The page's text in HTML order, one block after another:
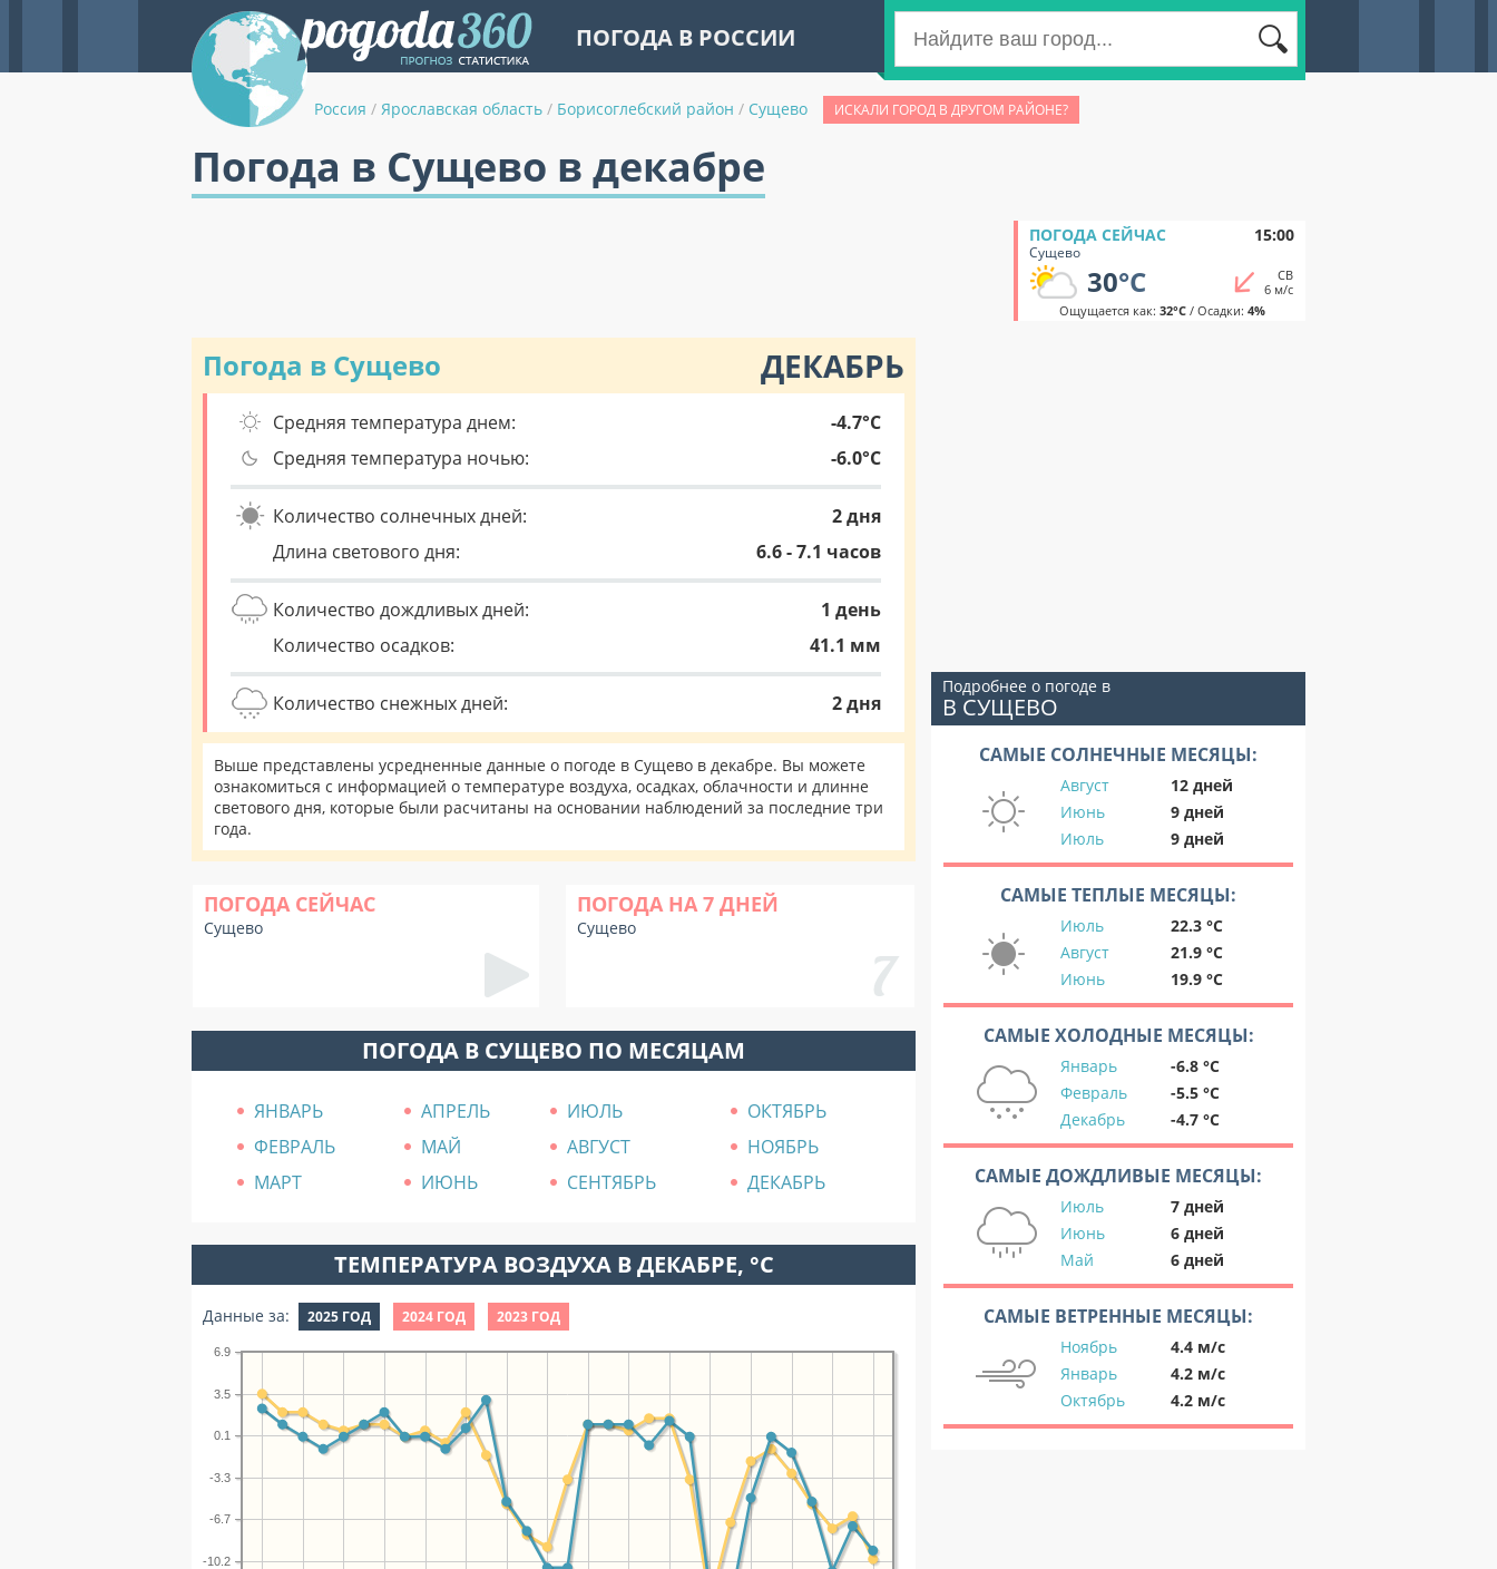
ПОГОДА В РОССИИ
Россия / Ярославская область / Борисоглебский район / Сущево ИСКАЛИ ГОРОД В ДРУГОМ РАЙОНЕ?
Погода в Сущево в декабре
ПОГОДА СЕЙЧАС 15:00
Сущево
30°C
СВ
6 м/с
Ощущается как: 32°C/ Осадки: 4%
Погода в Сущево ДЕКАБРЬ
Средняя температура днем:
-4.7°C
Средняя температура ночью:
-6.0°C
Количество солнечных дней:
2 дня
Длина светового дня:
6.6 - 7.1 часов
Количество дождливых дней:
1 день
Количество осадков:
41.1 мм
Количество снежных дней: 2 дня
Выше представлены усредненные данные о погоде в Сущево в декабре. Вы можете
ознакомиться с информацией о температуре воздуха, осадках, облачности и длинне
светового дня, которые были расчитаны на основании наблюдений за последние три
года.
ПОГОДА СЕЙЧАС
Сущево
ПОГОДА НА 7 ДНЕЙ
Сущево
ПОГОДА В СУЩЕВО ПО МЕСЯЦАМ
ЯНВАРЬ АПРЕЛЬ ИЮЛЬ
ОКТЯБРЬ
ФЕВРАЛЬ
МАЙ АВГУСТ
НОЯБРЬ
МАРТ
ИЮНЬ СЕНТЯБРЬ ДЕКАБРЬ
ТЕМПЕРАТУРА ВОЗДУХА В ДЕКАБРЕ, °C
Данные за: 2025 ГОД 2024 ГОД 2023 ГОД
-10.2
-6.7
-3.3
0.1
3.5
6.9
Подробнее о погоде в
В СУЩЕВО
САМЫЕ СОЛНЕЧНЫЕ МЕСЯЦЫ:
Август
12 дней
Июнь
9 дней
Июль
9 дней
САМЫЕ ТЕПЛЫЕ МЕСЯЦЫ:
Июль
22.3 °C
Август
21.9 °C
Июнь
19.9 °C
САМЫЕ ХОЛОДНЫЕ МЕСЯЦЫ:
Январь
-6.8 °C
Февраль
-5.5 °C
Декабрь
-4.7 °C
САМЫЕ ДОЖДЛИВЫЕ МЕСЯЦЫ:
Июль
7 дней
Июнь
6 дней
Май
6 дней
САМЫЕ ВЕТРЕННЫЕ МЕСЯЦЫ:
Ноябрь
4.4 м/с
Январь
4.2 м/с
Октябрь
4.2 м/с